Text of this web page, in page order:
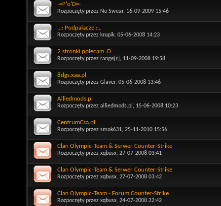
-=P'o'D=-
Rozpoczęty przez No Swear, 16-09-2009 15:46
..:: Podpalacze ::..
Rozpoczęty przez krupik, 05-06-2008 14:23
2 stronki polecam :D
Rozpoczęty przez range[r] , 11-09-2008 19:58
8dgs.xaa.pl
Rozpoczęty przez Glaver, 05-06-2008 13:46
Alliedmods.pl
Rozpoczęty przez alliedmods.pl , 15-06-2008 10:23
CentrumCsa.pl
Rozpoczęty przez smok631, 25-11-2010 15:56
Clan Olympic-Team & Serwer Counter-Strike
Rozpoczęty przez xqbusx, 27-07-2008 03:41
Clan Olympic-Team & Serwer Counter-Strike
Rozpoczęty przez xqbusx, 27-07-2008 03:42
Clan Olympic-Team - Forum Counter-Strike
Rozpoczęty przez xqbusx, 24-07-2008 22:42